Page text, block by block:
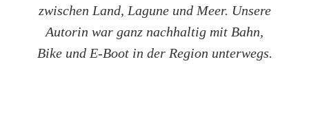
zwischen Land, Lagune und Meer. Unsere
Autorin war ganz nachhaltig mit Bahn,
Bike und E-Boot in der Region unterwegs.